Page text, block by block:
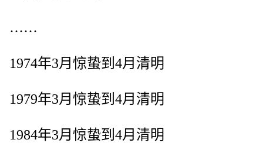
……
1974年3月惊蛰到4月清明
1979年3月惊蛰到4月清明
1984年3月惊蛰到4月清明